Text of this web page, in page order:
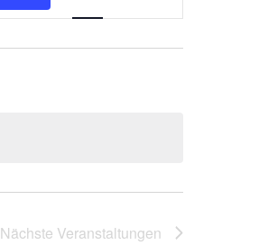
Nächste Veranstaltungen